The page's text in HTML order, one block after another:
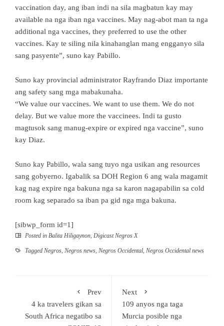
vaccination day, ang iban indi na sila magbatun kay may
available na nga iban nga vaccines. May nag-abot man ta nga
additional nga vaccines, they preferred to use the other
vaccines. Kay te siling nila kinahanglan mang engganyo sila
sang pasyente”, suno kay Pabillo.
Suno kay provincial administrator Rayfrando Diaz importante
ang safety sang mga mabakunaha.
“We value our vaccines. We want to use them. We do not
delay. But we value more the vaccinees. Indi ta gusto
magtusok sang manug-expire or expired nga vaccine”, suno
kay Diaz.
Suno kay Pabillo, wala sang tuyo nga usikan ang resources
sang gobyerno. Igabalik sa DOH Region 6 ang wala magamit
kag nag expire nga bakuna nga sa karon nagapabilin sa cold
room kag separado sa iban pa gid nga mga bakuna.
[sibwp_form id=1]
Posted in Balita Hiligaynon Digicast Negros X
Tagged Negros Negros news Negros Occidental Negros Occidental news
Prev
4 ka travelers gikan sa
South Africa negatibo sa
Next
109 anyos nga taga
Murcia posible nga